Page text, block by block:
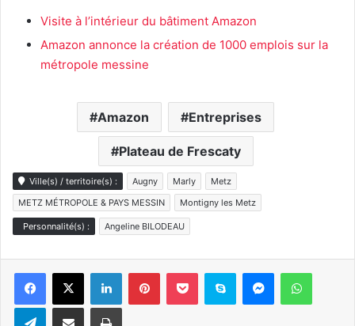
Visite à l’intérieur du bâtiment Amazon
Amazon annonce la création de 1000 emplois sur la
métropole messine
Amazon Entreprises
Plateau de Frescaty
Ville(s) / territoire(s) : Augny Marly
Metz
METZ MÉTROPOLE & PAYS MESSIN
Montigny les Metz
Personnalité(s) : Angeline BILODEAU
LinkedinPinterestPocket Skype Messenger
TelegramPartager par e-mail Imprimer